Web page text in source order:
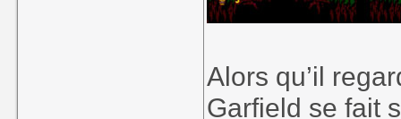
Alors qu’il
Garfield se fait